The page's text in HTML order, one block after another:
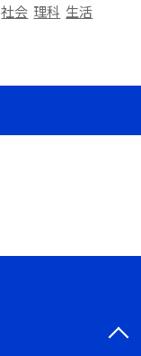
社会 理科 生活